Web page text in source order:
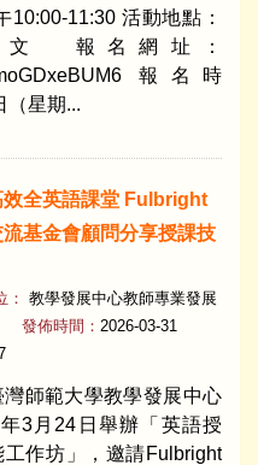
11:30 活動地點：
報名網址：
報名時
（星期...
效全英語課堂 Fulbright
基金會顧問分享授課技
： 教學發展中心教師專業發展
發佈時間： 2026-03-31
灣師範大學教學發展中心
3月24日舉辦「英語授
工作坊」，邀請Fulbright